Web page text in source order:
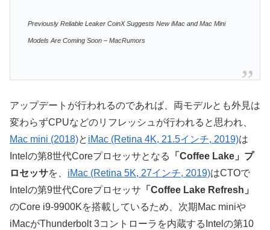
Previously Reliable Leaker CoinX Suggests New iMac and Mac Mini
Models Are Coming Soon – MacRumors
アップデートが行われるのであれば、両モデルとも外見は
変わらずCPUなどのリフレッシュが行われると思われ、
Mac mini (2018)と iMac (Retina 4K, 21.5インチ, 2019)は
Intelの第8世代Coreプロセッサとなる
「Coffee Lake」プ
ロセッサを、 iMac (Retina 5K, 27インチ, 2019)はCTOで
Intelの第9世代Coreプロセッサ 「Coffee Lake Refresh」
のCore i9-9900Kを搭載しているため、次期Mac miniや
iMacがThunderbolt 3コントローラを内蔵するIntelの第10